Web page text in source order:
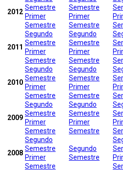
2012
Semestre
Primer
Semestre
Semestre
Primer
Semestre
2011
Segundo
Semestre
Primer
Semestre
Segundo
Semestre
Primer
Semestre
2010
Segundo
Semestre
Primer
Semestre
Segundo
Semestre
Primer
Semestre
2009
Segundo
Semestre
Primer
Semestre
Segundo
Semestre
Primer
Semestre
2008
Segundo
Semestre
Primer
Semestre
Segundo
Semestre